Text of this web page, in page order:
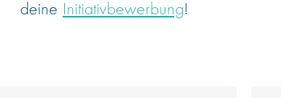
deine Initiativbewerbung!